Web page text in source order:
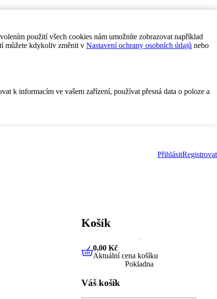
použití všech cookies nám umožníte zobrazovat například
můžete kdykoliv změnit v Nastavení ochrany osobních údajů nebo
k informacím ve vašem zařízení, používat přesná data o poloze a
PřihlásitRegistrovat
Košík
0,00 KčAktuální cena košíku
0,00 Kč
Aktuální cena košíku
Pokladna
Váš košík